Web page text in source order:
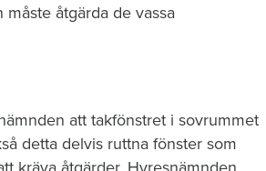
åtgärda de vassa
att takfönstret i sovrummet
detta delvis ruttna fönster som